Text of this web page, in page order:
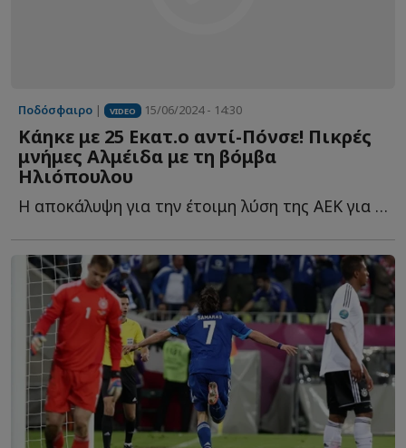
Ποδόσφαιρο | VIDEO 15/06/2024 - 14:30
Κάηκε με 25 Εκατ.ο αντί-Πόνσε! Πικρές
μνήμες Αλμέιδα με τη βόμβα
Ηλιόπουλου
Η αποκάλυψη για την έτοιμη λύση της ΑΕΚ για τον αντικαταστάτη τ...